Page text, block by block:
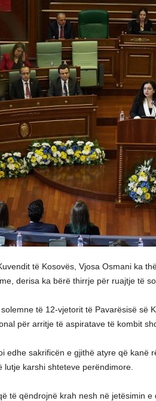
të Kosovës, Vjosa Osmani ka
derisa ka bërë thirrje për ruajtje të
të 12-vjetorit të Pavarësisë së
për arritje të aspiratave të kombit
edhe sakrificën e gjithë atyre që kanë
lutje karshi shteteve perëndimore.
të qëndrojnë krah nesh në jetësimin